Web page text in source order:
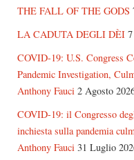
THE FALL OF THE GODS
LA CADUTA DEGLI DÈI
COVID-19: U.S. Congress
Pandemic Investigation,
Anthony Fauci 2 Agosto
COVID-19: il Congresso
inchiesta sulla pandemia
Anthony Fauci 31 Luglio